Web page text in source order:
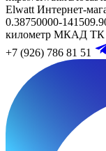
Elwatt Интернет-
0.38750000-
километр МКАД
+7 (926) 786 81 51